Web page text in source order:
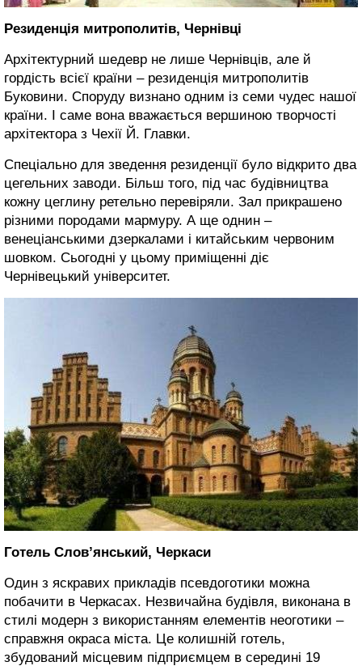
Резиденція митрополитів, Чернівці
Архітектурний шедевр не лише Чернівців, але й
гордість всієї країни – резиденція митрополитів
Буковини. Споруду визнано одним із семи чудес нашої
країни. І саме вона вважається вершиною творчості
архітектора з Чехії Й. Главки.
Спеціально для зведення резиденції було відкрито два
цегельних заводи. Більш того, під час будівництва
кожну цеглину ретельно перевіряли. Зал прикрашено
різними породами мармуру. А ще однин –
венеціанськими дзеркалами і китайським червоним
шовком. Сьогодні у цьому приміщенні діє
Чернівецький університет.
Готель Слов’янський, Черкаси
Один з яскравих прикладів псевдоготики можна
побачити в Черкасах. Незвичайна будівля, виконана в
стилі модерн з використанням елементів неоготики –
справжня окраса міста. Це колишній готель,
збудований місцевим підприємцем в середині 19